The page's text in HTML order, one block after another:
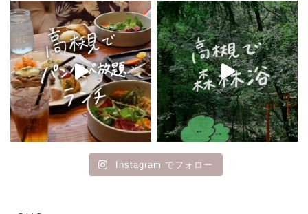
Instagram でフォロー